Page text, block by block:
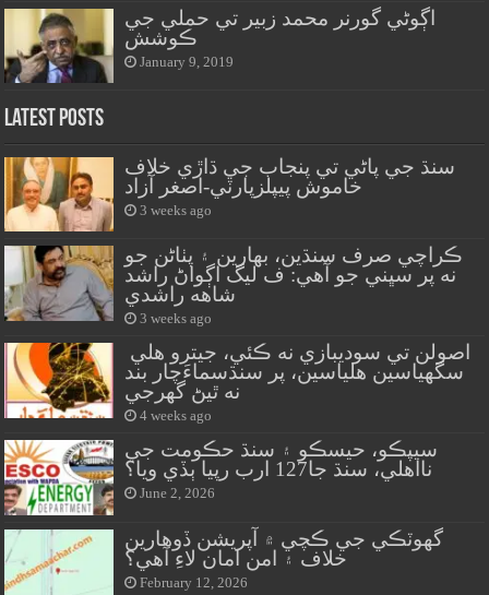
اڳوڻي گورنر محمد زبير تي حملي جي
ڪوشش
January 9, 2019
Latest Posts
سنڌ جي پاڻي تي پنجاب جي ڌاڙي خلاف
خاموش پيپلزپارٽي-اصغر آزاد
3 weeks ago
ڪراچي صرف سنڌين، بهارين ۽ پٺاڻن جو
نه پر سڀني جو آهي: ف ليگ اڳواڻ راشد
شاهه راشدي
3 weeks ago
سگهياسين هلياسين، پر سنڌسماءَچار بند
نه ٿيڻ گهرجي
4 weeks ago
سيپڪو، حيسڪو ۽ سنڌ حڪومت جي
نااهلي، سنڌ جا127 ارب رپيا ٻڏي ويا؟
June 2, 2026
گهوٽڪي جي ڪچي ۾ آپريشن ڏوهارين
خلاف ۽ امن امان لاءِ آهي؟
February 12, 2026